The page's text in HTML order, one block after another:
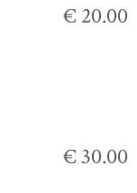
€ 20.00
€ 30.00